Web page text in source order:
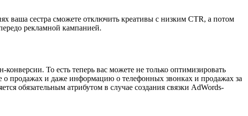
ваша сестра сможете отключить креативы с низким CTR, а потом
рекламной кампанией.
То есть теперь вас можете не только оптимизировать
продажах и даже информацию о телефонных звонках и продажах за
обязательным атрибутом в случае создания связки AdWords-